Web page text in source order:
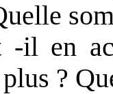
-il en
?